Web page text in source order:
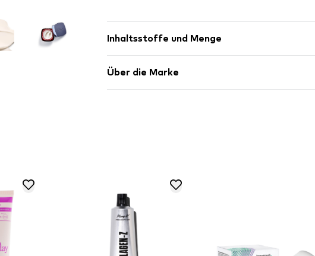
Inhaltsstoffe und Menge
Über die Marke